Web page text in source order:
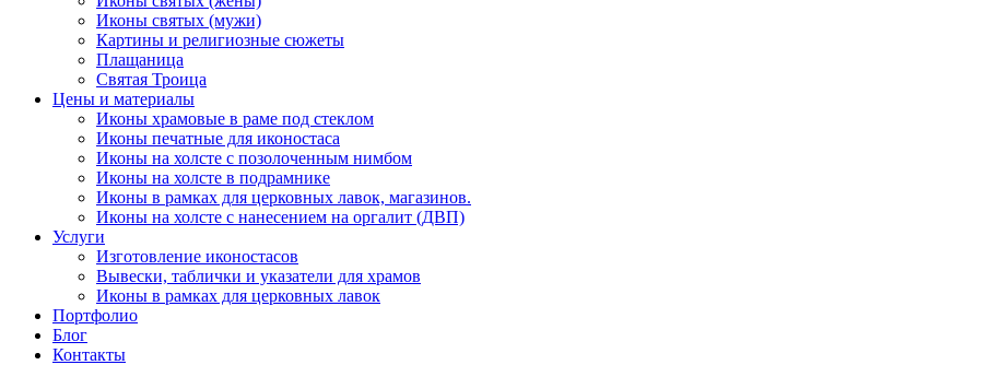
Иконы святых (мужи)
Картины и религиозные сюжеты
Плащаница
Святая Троица
Цены и материалы
Иконы храмовые в раме под стеклом
Иконы печатные для иконостаса
Иконы на холсте с позолоченным нимбом
Иконы на холсте в подрамнике
Иконы в рамках для церковных лавок, магазинов.
Иконы на холсте с нанесением на оргалит (ДВП)
Услуги
Изготовление иконостасов
Вывески, таблички и указатели для храмов
Иконы в рамках для церковных лавок
Портфолио
Блог
Контакты